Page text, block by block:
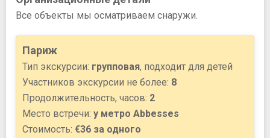
Все объекты мы осматриваем снаружи.
Париж
Тип экскурсии: групповая, подходит для детей
Участников экскурсии не более: 8
Продолжительность, часов: 2
Место встречи: у метро Abbesses
Стоимость: €36 за одного